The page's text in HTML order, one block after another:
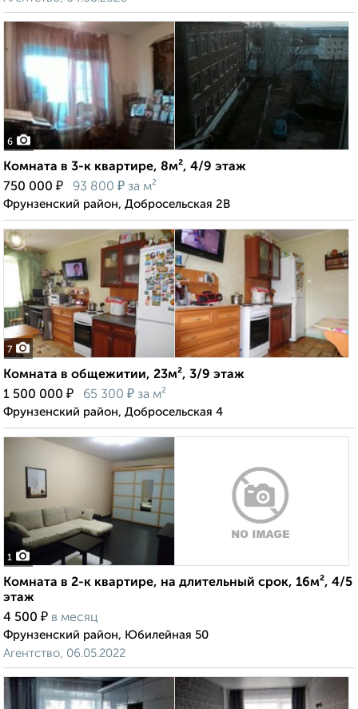
6
Комната в 3-к квартире, 8м², 4/9 этаж
750 000 ₽ 93 800 ₽ за м²
Фрунзенский район, Добросельская 2В
7
Комната в общежитии, 23м², 3/9 этаж
1 500 000 ₽ 65 300 ₽ за м²
Фрунзенский район, Добросельская 4
1
Комната в 2-к квартире, на длительный срок, 16м², 4/5
этаж
4 500 ₽ в месяц
Фрунзенский район, Юбилейная 50
Агентство, 06.05.2022